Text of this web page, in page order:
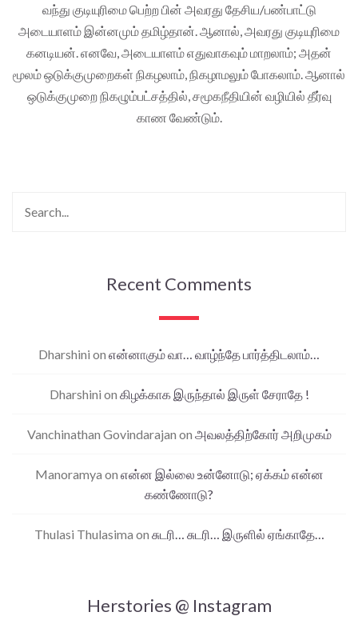
வந்து குடியுரிமை பெற்ற பின் அவரது தேசிய/பண்பாட்டு
அடையாளம் இன்னமும் தமிழ்தான். ஆனால், அவரது குடியுரிமை
கனடியன். எனவே, அடையாளம் எதுவாகவும் மாறலாம்; அதன்
மூலம் ஒடுக்குமுறைகள் நிகழலாம், நிகழாமலும் போகலாம். ஆனால்
ஒடுக்குமுறை நிகழும்பட்சத்தில், சமூகநீதியின் வழியில் தீர்வு
காண வேண்டும்.
Recent Comments
Dharshini on என்னாகும் வா… வாழ்ந்தே பார்த்திடலாம்…
Dharshini on கிழக்காக இருந்தால் இருள் சேராதே !
Vanchinathan Govindarajan on அவலத்திற்கோர் அறிமுகம்
Manoramya on என்ன இல்லை உன்னோடு; ஏக்கம் என்ன
கண்ணோடு?
Thulasi Thulasima on சுடரி… சுடரி… இருளில் ஏங்காதே…
Herstories @ Instagram